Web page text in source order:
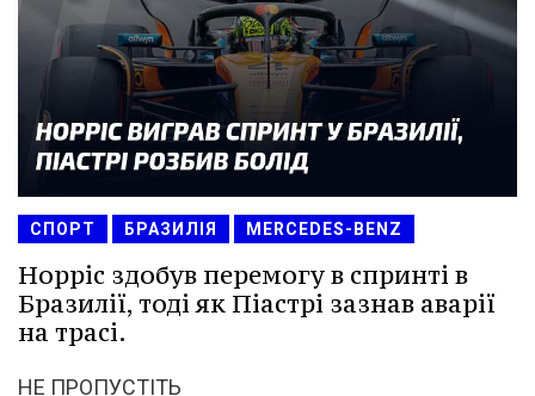
СПОРТ БРАЗИЛІЯ MERCEDES-BENZ
Норріс здобув перемогу в спринті в
Бразилії, тоді як Піастрі зазнав аварії
на трасі.
НЕ ПРОПУСТІТЬ